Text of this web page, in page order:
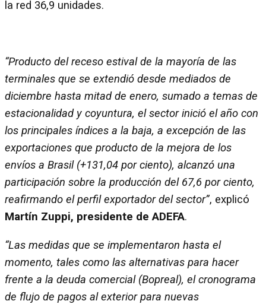
la red 36,9 unidades.
“Producto del receso estival de la mayoría de las
terminales que se extendió desde mediados de
diciembre hasta mitad de enero, sumado a temas de
estacionalidad y coyuntura, el sector inició el año con
los principales índices a la baja, a excepción de las
exportaciones que producto de la mejora de los
envíos a Brasil (+131,04 por ciento), alcanzó una
participación sobre la producción del 67,6 por ciento,
reafirmando el perfil exportador del sector”, explicó
Martín Zuppi, presidente de ADEFA.
“Las medidas que se implementaron hasta el
momento, tales como las alternativas para hacer
frente a la deuda comercial (Bopreal), el cronograma
de flujo de pagos al exterior para nuevas